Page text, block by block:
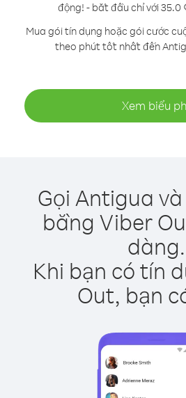
động! - bắt đầu chỉ với 35.0
Mua gói tín dụng hoặc gói cước
theo phút tốt nhất đến
Xem biểu
Gọi Antigua
bằng Viber
dàng.
Khi bạn có tín
Out, bạn